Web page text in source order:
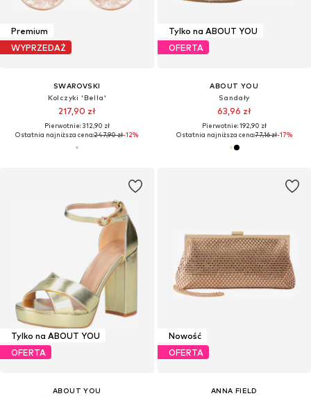
Premium
WYPRZEDAŻ
SWAROVSKI
Kolczyki 'Bella'
217,90 zł
Pierwotnie: 312,90 zł
Ostatnia najniższa cena:247,90 zł-12%
Tylko na ABOUT YOU
OFERTA
ABOUT YOU
Sandały
63,96 zł
Pierwotnie: 192,90 zł
Ostatnia najniższa cena:77,16 zł-17%
Tylko na ABOUT YOU
OFERTA
ABOUT YOU
Nowość
OFERTA
ANNA FIELD